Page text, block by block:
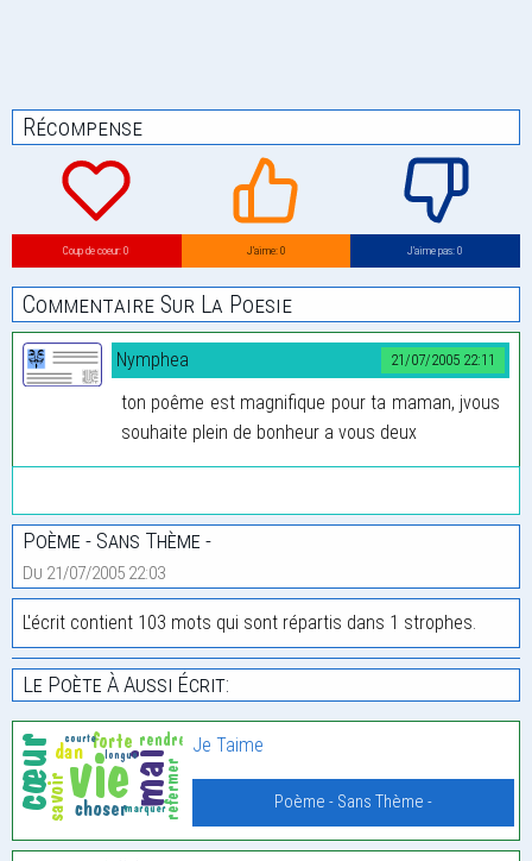
Récompense
Coup de coeur: 0 J’aime: 0 J’aime pas: 0
Commentaire Sur La Poesie
21/07/2005 22:11
Nymphea
ton poême est magnifique pour ta maman, jvous
souhaite plein de bonheur a vous deux
Poème - Sans Thème -
Du 21/07/2005 22:03
L'écrit contient 103 mots qui sont répartis dans 1 strophes.
Le Poète À Aussi Écrit:
Je Taime
Poème - Sans Thème -